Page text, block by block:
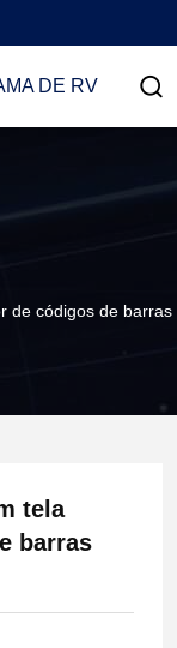
DE RV
códigos de
tela
barras